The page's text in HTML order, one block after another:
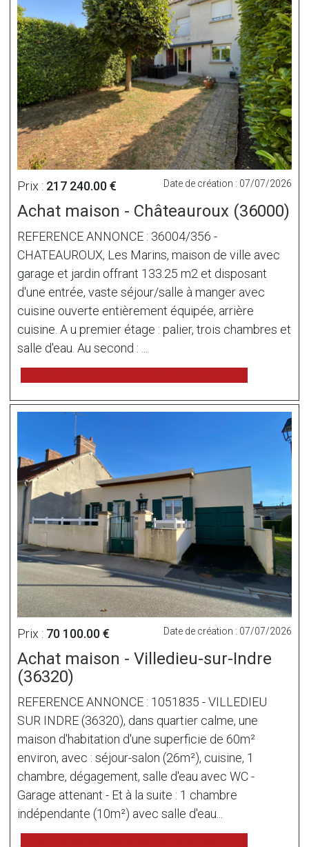
Prix : 217 240.00 € Date de création : 07/07/2026
Achat maison - Châteauroux (36000)
REFERENCE ANNONCE : 36004/356 -
CHATEAUROUX, Les Marins, maison de ville avec
garage et jardin offrant 133.25 m2 et disposant
d'une entrée, vaste séjour/salle à manger avec
cuisine ouverte entièrement équipée, arrière
cuisine. A u premier étage : palier, trois chambres et
salle d'eau. Au second : ...
Prix : 70 100.00 € Date de création : 07/07/2026
Achat maison - Villedieu-sur-Indre
(36320)
REFERENCE ANNONCE : 1051835 - VILLEDIEU
SUR INDRE (36320), dans quartier calme, une
maison d'habitation d'une superficie de 60m²
environ, avec : séjour-salon (26m²), cuisine, 1
chambre, dégagement, salle d'eau avec WC -
Garage attenant - Et à la suite : 1 chambre
indépendante (10m²) avec salle d'eau...